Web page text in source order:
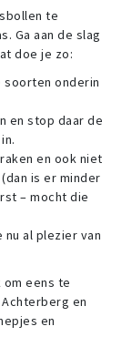
te
Ga aan de slag
doe je zo:
onderin
en stop daar de
en ook niet
is er minder
– mocht die
al plezier van
om eens te
en
en